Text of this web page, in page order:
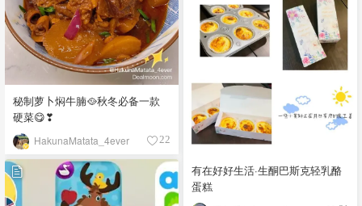
秘制萝卜焖牛腩🥘秋冬必备一款
硬菜😋❣
HakunaMatata_4ever 22
有在好好生活·生酮巴斯克轻乳酪
蛋糕